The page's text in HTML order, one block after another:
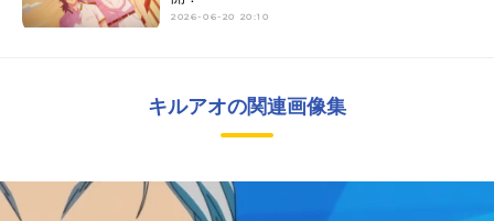
2026-06-20 20:10
キルアオの関連画像集